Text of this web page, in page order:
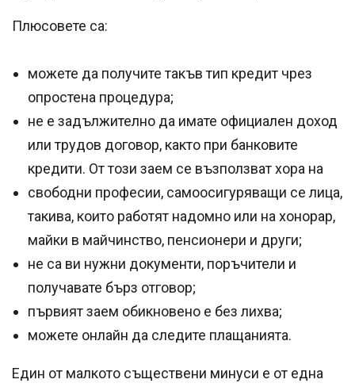
Плюсовете са:
можете да получите такъв тип кредит чрез
опростена процедура;
не е задължително да имате официален доход
или трудов договор, както при банковите
кредити. От този заем се възползват хора на
свободни професии, самоосигуряващи се лица,
такива, които работят надомно или на хонорар,
майки в майчинство, пенсионери и други;
не са ви нужни документи, поръчители и
получавате бърз отговор;
първият заем обикновено е без лихва;
можете онлайн да следите плащанията.
Един от малкото съществени минуси е от една